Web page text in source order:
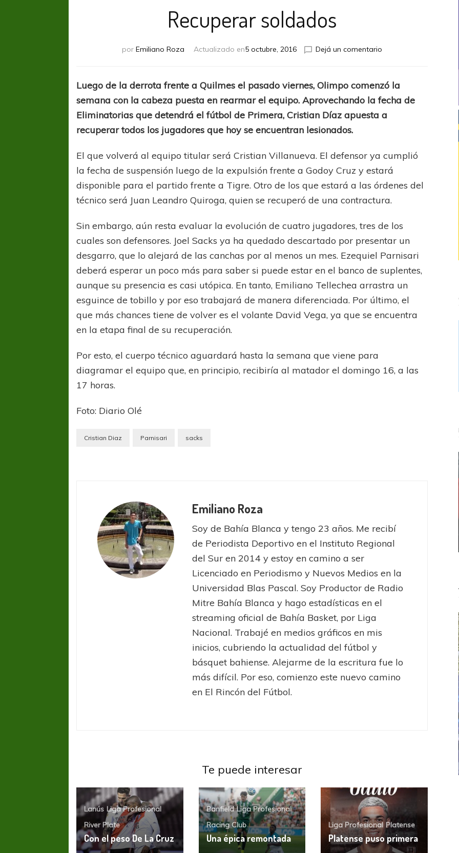
Recuperar soldados
por Emiliano Roza Actualizado en5 octubre, 2016 Dejá un comentario
Luego de la derrota frente a Quilmes el pasado viernes, Olimpo comenzó la
semana con la cabeza puesta en rearmar el equipo. Aprovechando la fecha de
Eliminatorias que detendrá el fútbol de Primera, Cristian Díaz apuesta a
recuperar todos los jugadores que hoy se encuentran lesionados.
El que volverá al equipo titular será Cristian Villanueva. El defensor ya cumplió
la fecha de suspensión luego de la expulsión frente a Godoy Cruz y estará
disponible para el partido frente a Tigre. Otro de los que estará a las órdenes del
técnico será Juan Leandro Quiroga, quien se recuperó de una contractura.
Sin embargo, aún resta evaluar la evolución de cuatro jugadores, tres de los
cuales son defensores. Joel Sacks ya ha quedado descartado por presentar un
desgarro, que lo alejará de las canchas por al menos un mes. Ezequiel Parnisari
deberá esperar un poco más para saber si puede estar en el banco de suplentes,
aunque su presencia es casi utópica. En tanto, Emiliano Tellechea arrastra un
esguince de tobillo y por eso trabajará de manera diferenciada. Por último, el
que más chances tiene de volver es el volante David Vega, ya que se encuentra
en la etapa final de su recuperación.
Por esto, el cuerpo técnico aguardará hasta la semana que viene para
diagramar el equipo que, en principio, recibiría al matador el domingo 16, a las
17 horas.
Foto: Diario Olé
Cristian Diaz Parnisari sacks
Emiliano Roza
Soy de Bahía Blanca y tengo 23 años. Me recibí
de Periodista Deportivo en el Instituto Regional
del Sur en 2014 y estoy en camino a ser
Licenciado en Periodismo y Nuevos Medios en la
Universidad Blas Pascal. Soy Productor de Radio
Mitre Bahía Blanca y hago estadísticas en el
streaming oficial de Bahía Basket, por Liga
Nacional. Trabajé en medios gráficos en mis
inicios, cubriendo la actualidad del fútbol y
básquet bahiense. Alejarme de la escritura fue lo
más difícil. Por eso, comienzo este nuevo camino
en El Rincón del Fútbol.
Te puede interesar
Lanús Liga Profesional
River Plate
Con el peso De La Cruz
Banfield Liga Profesional
Racing Club
Una épica remontada
Liga Profesional Platense
Platense puso primera
COPA SUDAMERICANA TIGRE
A pesar de la derrota Tigre avanzó a
COPA SUDAMERICANA LANÚS
Sur Defendido
UEFA CHAMPIONS LEAGUE
PSG celebró el bicampeonato